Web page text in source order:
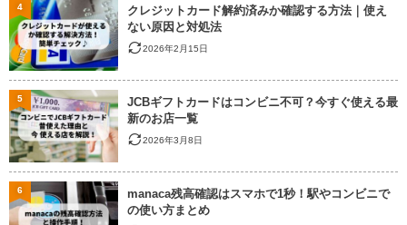
クレジットカード解約済みか確認する方法｜使え
ない原因と対処法
2026年2月15日
4
JCBギフトカードはコンビニ不可？今すぐ使える最
新のお店一覧
2026年3月8日
5
manaca残高確認はスマホで1秒！駅やコンビニで
の使い方まとめ
6